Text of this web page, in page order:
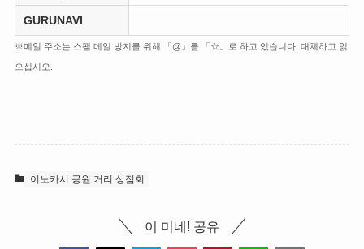
GURUNAVI
※메일 주소는 스팸 메일 방지를 위해 「@」를 「☆」로 하고 있습니다. 대체하고 읽
으십시오.
이노카시 공원 거리 상점회
이 미네! 공유